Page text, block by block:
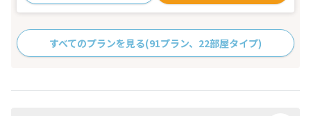
すべてのプランを見る(91プラン、22部屋タイプ)